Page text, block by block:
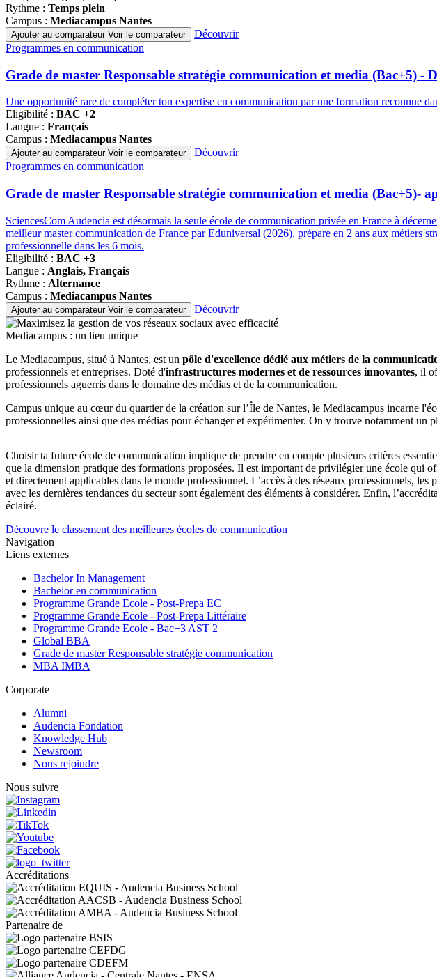
Rythme : Temps plein
Campus : Mediacampus Nantes
Ajouter au comparateur Voir le comparateur
Découvrir
Famille
programmes
Programmes en communication
Grade de master Responsable stratégie communication et media (Bac+5) -
Une opportunité rare de compléter ton expertise en communication par une formation reconnue
Eligibilité : BAC +2
Langue : Français
Campus : Mediacampus Nantes
Ajouter au comparateur Voir le comparateur
Découvrir
Famille
programmes
Programmes en communication
Grade de master Responsable stratégie communication et media (Bac+5)-
SciencesCom Audencia est désormais la seule école de communication privée en France à
meilleur master communication de France par Eduniversal (2026), prépare en 2 ans aux métiers
professionnelle dans les 6 mois.
Eligibilité : BAC +3
Langue : Anglais, Français
Rythme : Alternance
Campus : Mediacampus Nantes
Ajouter au comparateur Voir le comparateur Découvrir
Mediacampus : un lieu unique
Le Mediacampus, situé à Nantes, est un pôle d'excellence dédié aux métiers de la
professionnels et entreprises. Doté d'infrastructures modernes et de ressources innovantes, il
professionnels aguerris dans le domaine des médias et de la communication.
Campus unique au cœur du quartier de la création sur l’Île de Nantes, le Mediacampus incarne
professionnelles ainsi que des médias pour échanger et expérimenter. On y trouve notamment un
Choisir ta future école de communication implique de prendre en compte plusieurs critères
que la dimension pratique des formations proposées. Il est important de privilégier une école qui
et directement applicables dans le monde professionnel. L’accès à des réseaux professionnels,
avec les dernières tendances du secteur sont également des éléments à considérer. Enfin,
éclairé.
Découvre le classement des meilleures écoles de communication
Navigation
Liens externes
Bachelor In Management
Bachelor en communication
Programme Grande Ecole - Post-Prepa EC
Programme Grande Ecole - Post-Prepa Littéraire
Programme Grande Ecole - Bac+3 AST 2
Global BBA
Grade de master Responsable stratégie communication
MBA IMBA
Corporate
Alumni
Audencia Fondation
Knowledge Hub
Newsroom
Nous rejoindre
Nous suivre
Accréditations
Partenaire de